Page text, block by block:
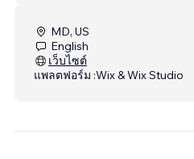
MD, US
English
เว็บไซต์
แพลตฟอร์ม :Wix & Wix Studio